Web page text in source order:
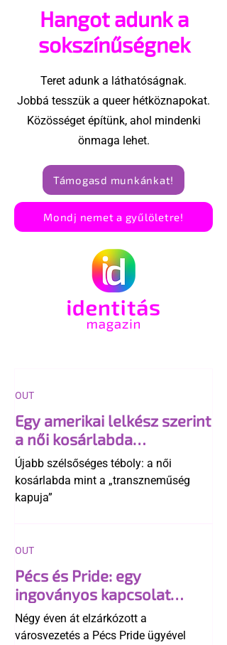
Hangot adunk a
sokszínűségnek
Teret adunk a láthatóságnak.
Jobbá tesszük a queer hétköznapokat.
Közösséget építünk, ahol mindenki
önmaga lehet.
Támogasd munkánkat!
Mondj nemet a gyűlöletre!
Egy amerikai lelkész szerint
a női kosárlabda
transzneműséghez vezet
Újabb szélsőséges téboly: a női
kosárlabda mint a „transzneműség
kapuja”
OUT
Pécs és Pride: egy
ingoványos kapcsolat
története
Négy éven át elzárkózott a
városvezetés a Pécs Pride ügyével
OUT